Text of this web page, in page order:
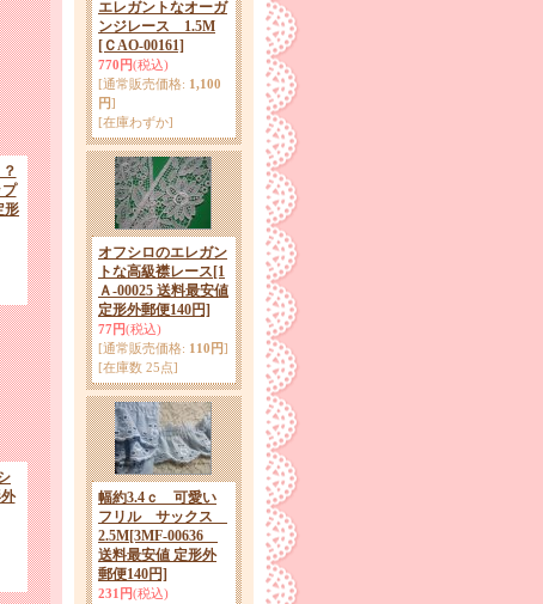
形
エレガントなオーガ
ンジレース 1.5M
[ＣAO-00161]
770円(税込)
[通常販売価格: 1,100
円]
[在庫わずか]
オフシロのエレガン
トな高級襟レース [1
Ａ-00025 送料最安値
定形外郵便140円]
77円(税込)
[通常販売価格: 110円]
[在庫数 25点]
幅約3.4ｃ 可愛い
フリル サックス
2.5M[3MF-00636
送料最安値 定形外
郵便140円]
231円(税込)